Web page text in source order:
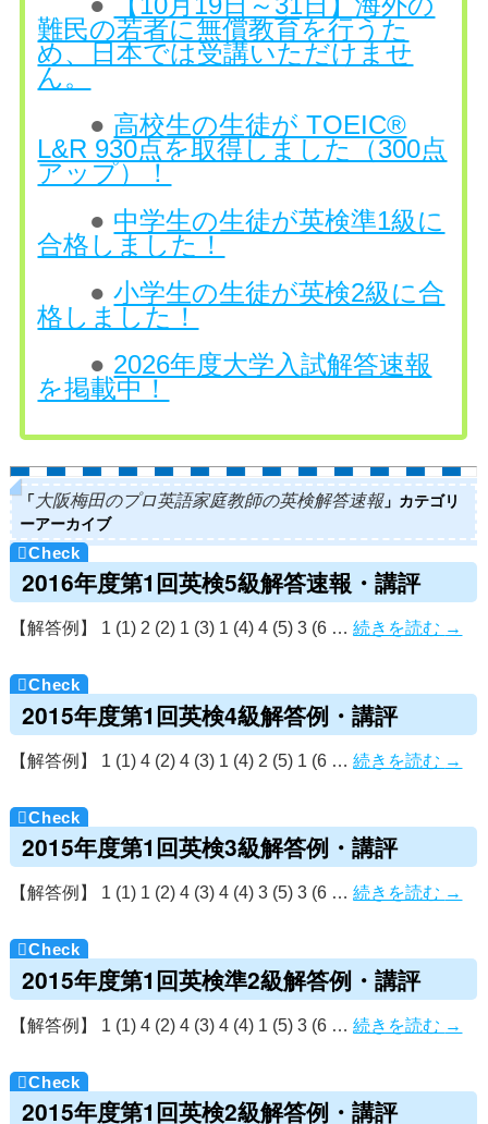
難民の若者に無償教育を行うた
め、日本では受講いただけませ
ん。
● 高校生の生徒が TOEIC®
L&R 930点を取得しました（300点
アップ）！
● 中学生の生徒が英検準1級に
合格しました！
●小学生の生徒が英検2級に合
格しました！
● 2026年度大学入試解答速報
を掲載中！
「大阪梅田のプロ英語家庭教師の英検解答速報」カテゴリ
ーアーカイブ
2016年度第1回英検5級解答速報・講評
【解答例】 1 (1) 2 (2) 1 (3) 1 (4) 4 (5) 3 (6 …続きを読む →
2015年度第1回英検4級解答例・講評
【解答例】 1 (1) 4 (2) 4 (3) 1 (4) 2 (5) 1 (6 …続きを読む →
2015年度第1回英検3級解答例・講評
【解答例】 1 (1) 1 (2) 4 (3) 4 (4) 3 (5) 3 (6 …続きを読む →
2015年度第1回英検準2級解答例・講評
【解答例】 1 (1) 4 (2) 4 (3) 4 (4) 1 (5) 3 (6 …続きを読む →
2015年度第1回英検2級解答例・講評